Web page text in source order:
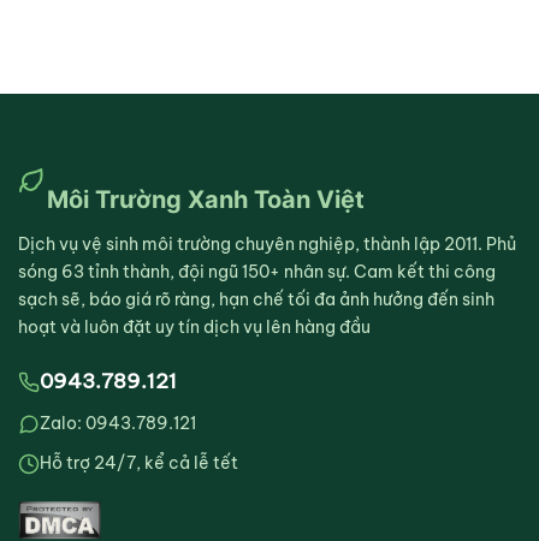
Môi Trường Xanh Toàn Việt
Dịch vụ vệ sinh môi trường chuyên nghiệp, thành lập 2011. Phủ
sóng 63 tỉnh thành, đội ngũ 150+ nhân sự. Cam kết thi công
sạch sẽ, báo giá rõ ràng, hạn chế tối đa ảnh hưởng đến sinh
hoạt và luôn đặt uy tín dịch vụ lên hàng đầu
0943.789.121
Zalo: 0943.789.121
Hỗ trợ 24/7, kể cả lễ tết